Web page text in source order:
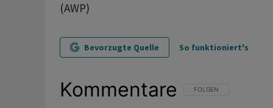
(AWP)
Bevorzugte Quelle So funktioniert's
Kommentare FOLGE DIESER
FOLGEN